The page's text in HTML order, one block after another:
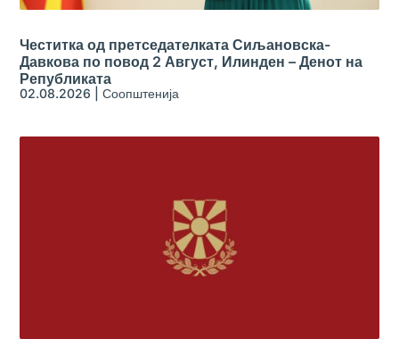
Честитка од претседателката Сиљановска-
Давкова по повод 2 Август, Илинден – Денот на
Републиката
02.08.2026 |Соопштенија